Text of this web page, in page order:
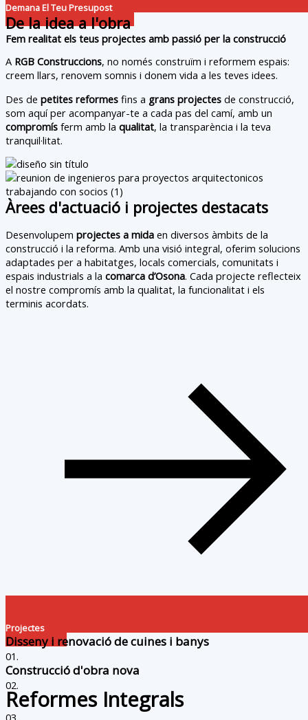
Demana El Teu Presupost
De la idea a l'obra
Fem realitat els teus projectes amb passió per la construcció
A RGB Construccions, no només construïm i reformem espais:
creem llars, renovem somnis i donem vida a les teves idees.
Des de petites reformes fins a grans projectes de construcció,
som aquí per acompanyar-te a cada pas del camí, amb un
compromís ferm amb la qualitat, la transparència i la teva
tranquil·litat.
Àrees d'actuació i projectes destacats
Desenvolupem projectes a mida en diversos àmbits de la
construcció i la reforma. Amb una visió integral, oferim solucions
adaptades per a habitatges, locals comercials, comunitats i
espais industrials a la comarca d’Osona. Cada projecte reflecteix
el nostre compromís amb la qualitat, la funcionalitat i els
terminis acordats.
Projectes
Disseny i renovació de cuines i banys
01.
Construcció d'obra nova
02.
Reformes Integrals
03.